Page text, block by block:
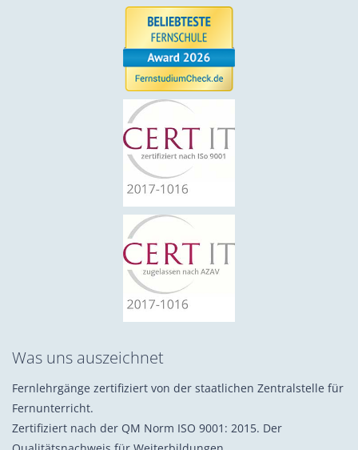
Was uns auszeichnet
Fernlehrgänge zertifiziert von der staatlichen Zentralstelle für
Fernunterricht.
Zertifiziert nach der QM Norm ISO 9001: 2015. Der